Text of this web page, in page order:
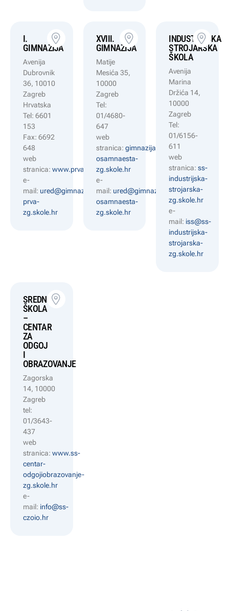
I.
GIMNAZIJA
Avenija
Dubrovnik
36, 10010
Zagreb
Hrvatska
Tel: 6601
153
Fax: 6692
648
web
stranica: www.prva.hr
e-
mail: ured@gimnazija-
prva-
zg.skole.hr
XVIII.
GIMNAZIJA
Matije
Mesića 35,
10000
Zagreb
Tel:
01/4680-
647
web
stranica: gimnazija-
osamnaesta-
zg.skole.hr
e-
mail: ured@gimnazija-
osamnaesta-
zg.skole.hr
INDUSTRIJSKA
STROJARSKA
ŠKOLA
Avenija
Marina
Držića 14,
10000
Zagreb
Tel:
01/6156-
611
web
stranica:ss-
industrijska-
strojarska-
zg.skole.hr
e-
mail: iss@ss-
industrijska-
strojarska-
zg.skole.hr
SREDNJA
ŠKOLA
–
CENTAR
ZA
ODGOJ
I
OBRAZOVANJE
Zagorska
14, 10000
Zagreb
tel:
01/3643-
437
web
stranica: www.ss-
centar-
odgojiobrazovanje-
zg.skole.hr
e-
mail: info@ss-
czoio.hr ​